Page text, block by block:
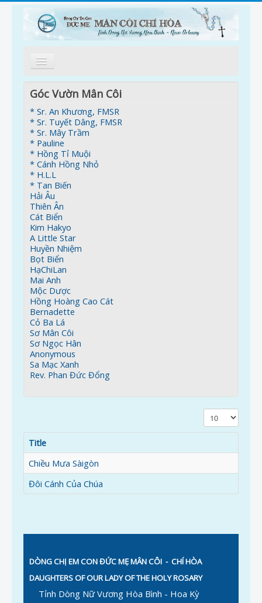
Trang Nhà
Giới Thiệu
Tông Đồ
Kinh Mân Côi
Ơn Gọi
Góc Vườn Mân Côi
Thông Tin
Nối Kết
Góc Vườn Mân Côi
* Sr. An Khương, FMSR
* Sr. Tuyết Dâng, FMSR
* Sr. Mây Trầm
* Pauline
* Hồng Tỉ Muội
* Cánh Hồng Nhỏ
* H.L.L
* Tan Biến
Hải Âu
Thiên Ân
Cát Biển
Kim Hakyo
A Little Star
Huyền Nhiệm
Bọt Biển
HạChiLan
Mai Anh
Mộc Dược
Hồng Hoàng Cao Cát
Bernadette
Cỏ Ba Lá
Sơ Mân Côi
Sơ Ngọc Hân
Anonymous
Sa Mạc Xanh
Rev. Phan Đức Đổng
Display #
Title
Chiều Mưa Sàigòn
Đôi Cánh Của Chúa
DÒNG CHỊ EM CON ĐỨC MẸ MÂN CÔI - CHÍ HÒA
DAUGHTERS OF OUR LADY OF THE HOLY ROSARY
Tỉnh Dòng Nữ Vương Hòa Bình - Hoa Kỳ